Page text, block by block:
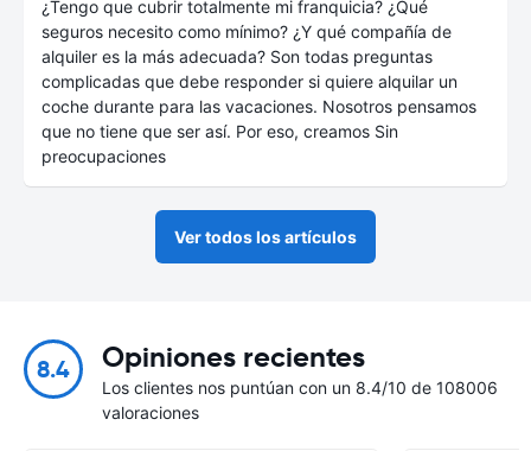
¿Tengo que cubrir totalmente mi franquicia? ¿Qué
seguros necesito como mínimo? ¿Y qué compañía de
alquiler es la más adecuada? Son todas preguntas
complicadas que debe responder si quiere alquilar un
coche durante para las vacaciones. Nosotros pensamos
que no tiene que ser así. Por eso, creamos Sin
preocupaciones
Ver todos los artículos
8.4 Opiniones recientes
Los clientes nos puntúan con un 8.4/10 de 108006
valoraciones